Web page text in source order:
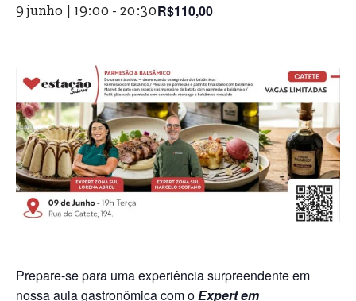
9 junho | 19:00 - 20:30R$110,00
Prepare-se para uma experiência surpreendente em
nossa aula gastronômica com oExpert em